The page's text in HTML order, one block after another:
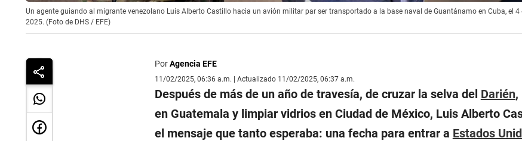
Un agente guiando al migrante venezolano Luis Alberto Castillo hacia un avión militar par ser transportado a la base naval de Guantánamo en Cuba, el 4
2025. (Foto de DHS / EFE)
PorAgencia EFE
11/02/2025, 06:36 a.m. | Actualizado 11/02/2025, 06:37 a.m.
Después de más de un año de travesía, de cruzar la selva del Darién,
en Guatemala y limpiar vidrios en Ciudad de México, Luis Alberto
el mensaje que tanto esperaba: una fecha para entrar a Estados